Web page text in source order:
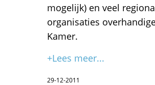
mogelijk) en veel
organisaties
Kamer.
+Lees meer...
29-12-2011